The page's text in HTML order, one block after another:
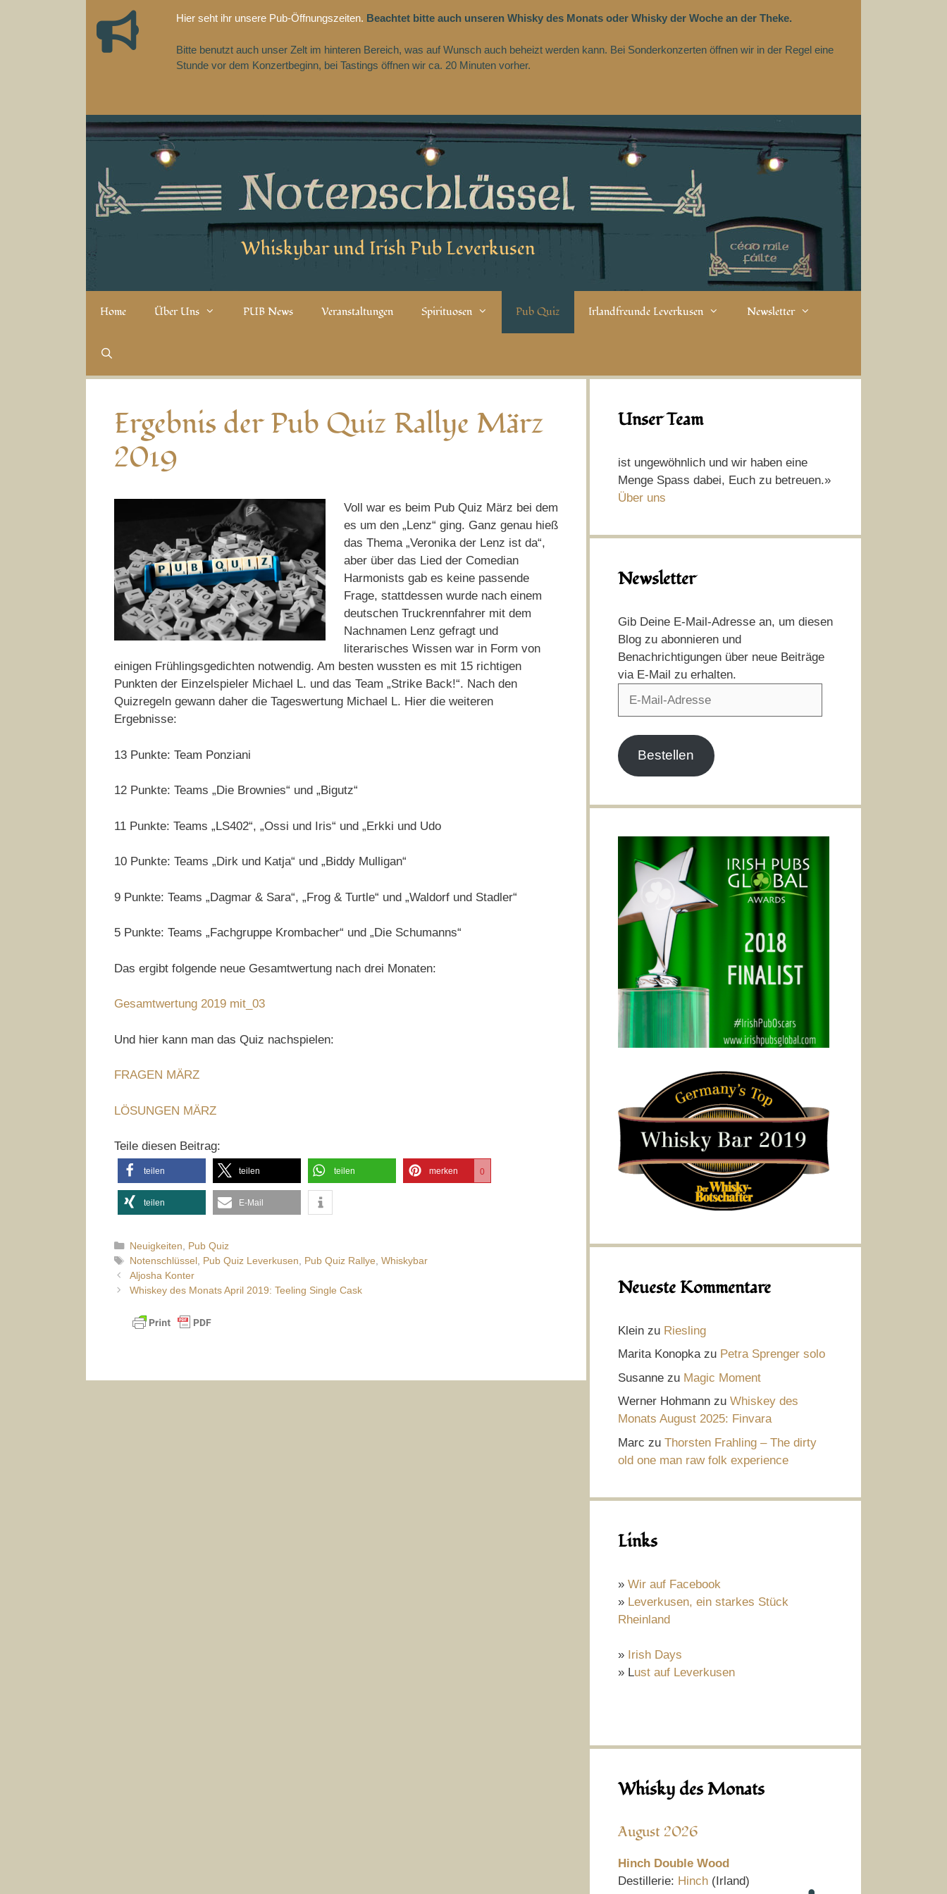
Hier seht ihr unsere Pub-Öffnungszeiten. Beachtet bitte auch unseren Whisky des Monats oder Whisky der Woche an der Theke.
Bitte benutzt auch unser Zelt im hinteren Bereich, was auf Wunsch auch beheizt werden kann. Bei Sonderkonzerten öffnen wir in der Regel eine
Stunde vor dem Konzertbeginn, bei Tastings öffnen wir ca. 20 Minuten vorher.
Whiskybar und Irish Pub Leverkusen
Home Über Uns PUB News Veranstaltungen Spirituosen Pub Quiz Irlandfreunde Leverkusen Newsletter
Ergebnis der Pub Quiz Rallye März
2019
Voll war es beim Pub Quiz März bei dem
es um den „Lenz“ ging. Ganz genau hieß
das Thema „Veronika der Lenz ist da“,
aber über das Lied der Comedian
Harmonists gab es keine passende
Frage, stattdessen wurde nach einem
deutschen Truckrennfahrer mit dem
Nachnamen Lenz gefragt und
literarisches Wissen war in Form von
einigen Frühlingsgedichten notwendig. Am besten wussten es mit 15 richtigen
Punkten der Einzelspieler Michael L. und das Team „Strike Back!“. Nach den
Quizregeln gewann daher die Tageswertung Michael L. Hier die weiteren
Ergebnisse:
13 Punkte: Team Ponziani
12 Punkte: Teams „Die Brownies“ und „Bigutz“
11 Punkte: Teams „LS402“, „Ossi und Iris“ und „Erkki und Udo
10 Punkte: Teams „Dirk und Katja“ und „Biddy Mulligan“
9 Punkte: Teams „Dagmar & Sara“, „Frog & Turtle“ und „Waldorf und Stadler“
5 Punkte: Teams „Fachgruppe Krombacher“ und „Die Schumanns“
Das ergibt folgende neue Gesamtwertung nach drei Monaten:
Gesamtwertung 2019 mit_03
Und hier kann man das Quiz nachspielen:
FRAGEN MÄRZ
LÖSUNGEN MÄRZ
Teile diesen Beitrag:
teilen teilen teilen merken 0
teilen E-Mail
Kategorien
Neuigkeiten
Pub Quiz
Schlagwörter
Notenschlüssel, Pub Quiz Leverkusen Pub Quiz Rallye Whiskybar
Aljosha Konter
Whiskey des Monats April 2019: Teeling Single Cask
Unser Team
ist ungewöhnlich und wir haben eine
Menge Spass dabei, Euch zu betreuen.»
Über uns
Newsletter
Gib Deine E-Mail-Adresse an, um diesen
Blog zu abonnieren und
Benachrichtigungen über neue Beiträge
via E-Mail zu erhalten.
Bestellen
Neueste Kommentare
Klein zu Riesling
Marita Konopkazu Petra Sprenger solo
Susanne zu Magic Moment
Werner Hohmann zu Whiskey des
Monats August 2025: Finvara
Marc zu Thorsten Frahling – The dirty
old one man raw folk experience
Links
» Wir auf Facebook
» Leverkusen, ein starkes Stück
Rheinland
» Irish Days
» Lust auf Leverkusen
Whisky des Monats
August 2026
Hinch Double Wood
Destillerie: Hinch (Irland)